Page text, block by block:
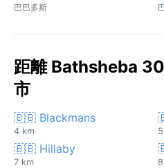
巴巴多斯
距離 Bathsheba
市
🇧🇧 Blackmans
4 km
🇧🇧 Hillaby
7 km